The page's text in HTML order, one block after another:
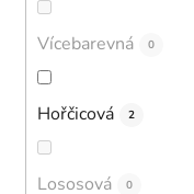
Vícebarevná 0
Hořčicová 2
Lososová 0